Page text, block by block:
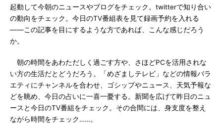
起動して今朝のニュースやブログをチェック。twitterで知り合い
の動向をチェック。今日のTV番組表を見て録画予約を入れる
――この記事を目にするような方であれば、こんな感じだろう
か。
朝の時間をあわただしく過ごす方や、さほどPCを活用されな
い方の生活だとどうだろう。「めざましテレビ」などの情報バラ
エティにチャンネルを合わせ、ゴシップやニュース、天気予報な
どを眺め、今日の占いに一喜一憂する。新聞を広げて昨日のニュ
ースと今日のTV番組をチェック。その合間には、身支度を整え
ながら時間をチェック……。